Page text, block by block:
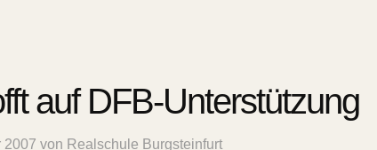
auf DFB-Unterstützung
2007 von Realschule Burgsteinfurt